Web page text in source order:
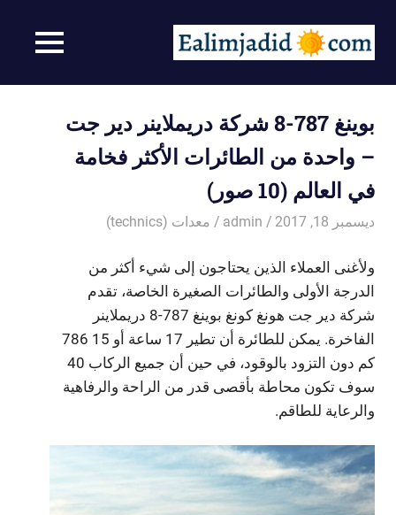
content
سخيفه
رائعة
احصل
مزاج
جيد
من
مشاهدة
الممتعة
MENU
بوينغ 787-8 شركة دريملاينر دير جت
– واحدة من الطائرات الأكثر فخامة
في العالم (10 صور)
ديسمبر 18, 2017 admin معدات (technics)
ولأغنى العملاء الذين يحتاجون إلى شيء أكثر من
الدرجة الأولى والطائرات الصغيرة الخاصة، تقدم
شركة دير جت هونغ كونغ بوينغ 787-8 دريملاينر
الفاخرة. يمكن للطائرة أن تطير 17 ساعة أو 15 786
كم دون التزود بالوقود، في حين أن جميع الركاب 40
سوف تكون محاطة بأقصى قدر من الراحة والرفاهية
والرعاية للطاقم.